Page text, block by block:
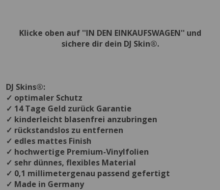
Klicke oben auf ''IN DEN EINKAUFSWAGEN'' und
sichere dir dein DJ Skin®.
DJ Skins®:
✓ optimaler Schutz
✓ 14 Tage Geld zurück Garantie
✓ kinderleicht blasenfrei anzubringen
✓ rückstandslos zu entfernen
✓ edles mattes Finish
✓ hochwertige Premium-Vinylfolien
✓ sehr dünnes, flexibles Material
✓ 0,1 millimetergenau passend gefertigt
✓ Made in Germany